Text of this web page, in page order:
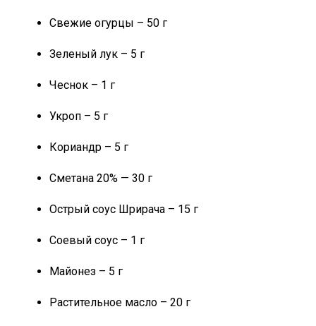
Свежие огурцы – 50 г
Зеленый лук – 5 г
Чеснок – 1 г
Укроп – 5 г
Кориандр – 5 г
Сметана 20% — 30 г
Острый соус Шрирача – 15 г
Соевый соус – 1 г
Майонез – 5 г
Растительное масло – 20 г